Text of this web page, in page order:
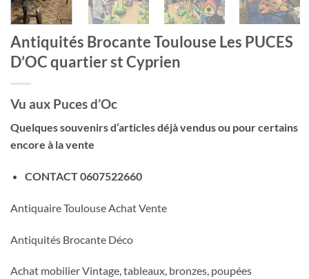
Antiquités Brocante Toulouse Les PUCES
D’OC quartier st Cyprien
Vu aux Puces d’Oc
Quelques souvenirs d’articles déjà vendus ou pour certains
encore à la vente
CONTACT 0607522660
Antiquaire Toulouse Achat Vente
Antiquités Brocante Déco
Achat mobilier Vintage, tableaux, bronzes, poupées